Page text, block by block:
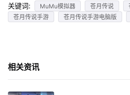
关键词: MuMu模拟器 苍月传说
苍月传说手游
苍月传说手游电脑版
相关资讯